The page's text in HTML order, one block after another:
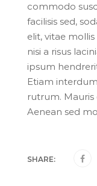
commodo
facilisis sed,
elit, vitae
nisi a risus
ipsum
Etiam
rutrum. Mauris
Aenean sed
SHARE: